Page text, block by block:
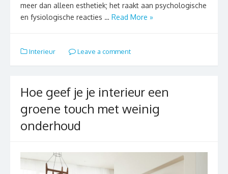
meer dan alleen esthetiek; het raakt aan psychologische
en fysiologische reacties … Read More »
Interieur Leave a comment
Hoe geef je je interieur een
groene touch met weinig
onderhoud